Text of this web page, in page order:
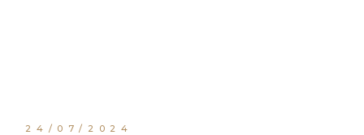
24/07/2024